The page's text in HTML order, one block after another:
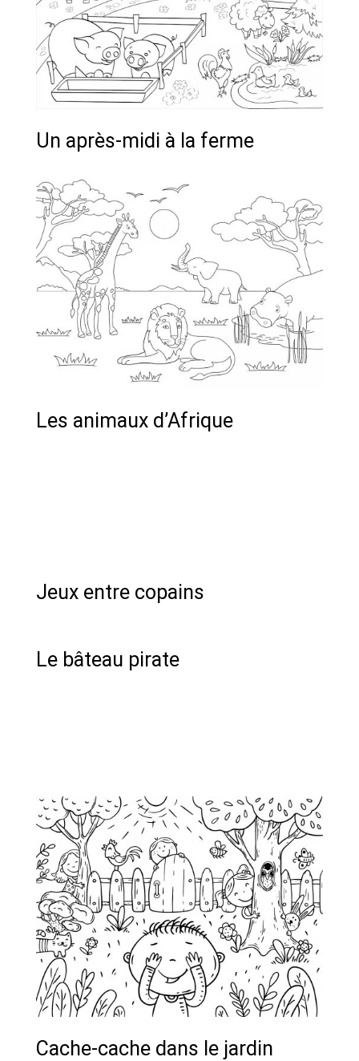
Un après-midi à la ferme
Les animaux d’Afrique
Jeux entre copains
Le bâteau pirate
Cache-cache dans le jardin